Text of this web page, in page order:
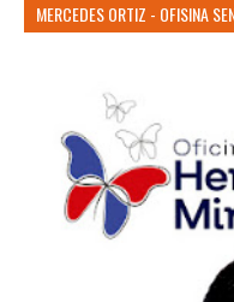
MERCEDES ORTIZ - OFISINA